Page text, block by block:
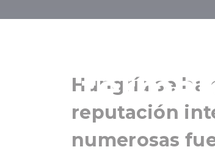
Hungría se ha
reputación
numerosas